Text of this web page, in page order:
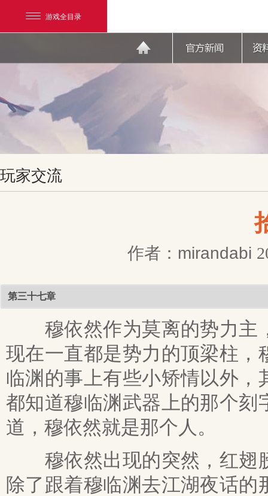
游戏全目录
玩家交流
作者：mirandabi
第三十七章
穆依然作为莫离的势力主
现在一直都是势力的顶梁柱
临渊的事上有些小矫情以外
都知道穆临渊武器上的那个
道，穆依然就是那个人。
穆依然出现的突然，红翅
除了跟着穆临渊去江湖夜话